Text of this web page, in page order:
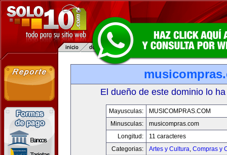
El dueño de este dominio lo
Mayusculas:
MUSICOMPRAS.COM
Minusculas:
musicompras.com
Longitud:
11 caracteres
Categorias:
Artes y Cultura, Compras y